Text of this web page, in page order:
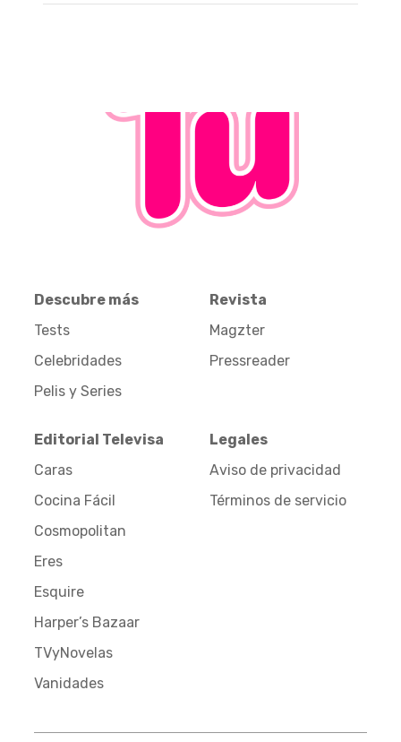
Descubre más
Tests
Celebridades
Pelis y Series
Revista
Magzter
Pressreader
Editorial Televisa
Caras
Cocina Fácil
Cosmopolitan
Eres
Esquire
Harper’s Bazaar
TVyNovelas
Vanidades
Legales
Aviso de privacidad
Términos de servicio